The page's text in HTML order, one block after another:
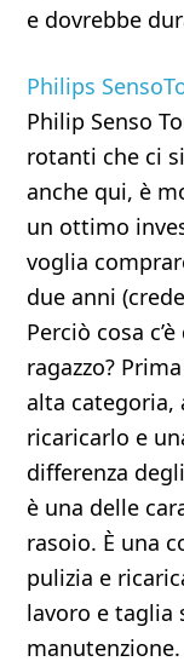
e dovrebbe
Philips
Philip Senso
rotanti che ci
anche qui, è
un ottimo
voglia
due anni
Perciò cosa
ragazzo?
alta categoria,
ricaricarlo e
differenza
è una delle
rasoio. È una
pulizia e
lavoro e taglia
manutenzione.